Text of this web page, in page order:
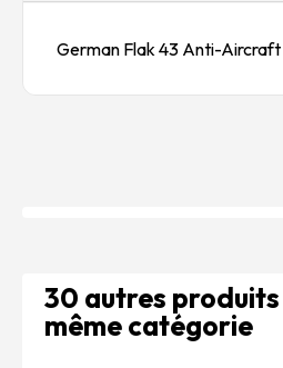
German Flak 43 Anti-Aircraft
30 autres
même catégorie